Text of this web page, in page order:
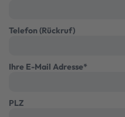
Telefon (Rückruf)
Ihre E-Mail Adresse*
PLZ